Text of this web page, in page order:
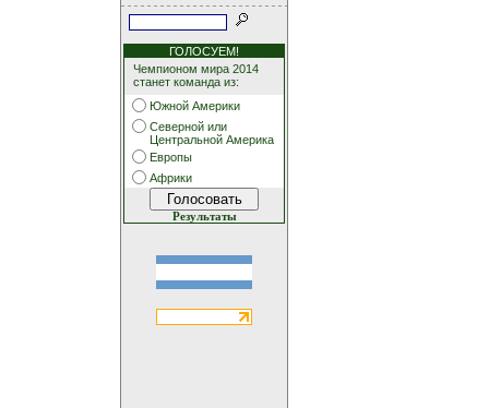
ГОЛОСУЕМ!
Чемпионом мира 2014
станет команда из:
Южной Америки
Северной или
Центральной Америка
Европы
Африки
Результаты